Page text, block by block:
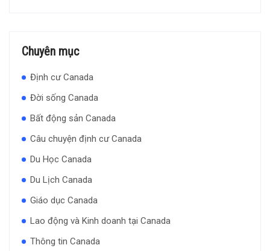
Chuyên mục
Định cư Canada
Đời sống Canada
Bất động sản Canada
Câu chuyện định cư Canada
Du Học Canada
Du Lịch Canada
Giáo dục Canada
Lao động và Kinh doanh tại Canada
Thông tin Canada